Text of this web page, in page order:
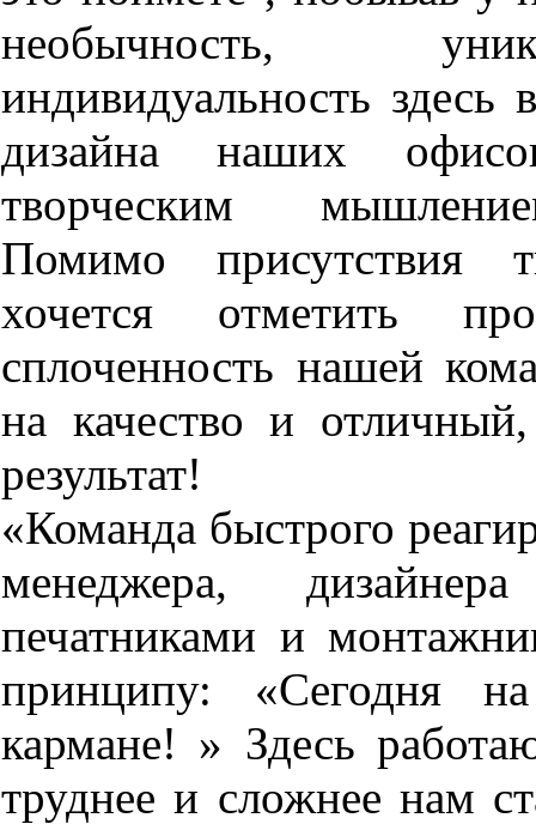
необычность,
индивидуальность здесь
дизайна наших
творческим
Помимо присутствия
хочется отметить
сплоченность нашей
на качество и
результат!
«Команда быстрого
менеджера,
печатниками и
принципу: «Сегодня
кармане! » Здесь
труднее и сложнее нам